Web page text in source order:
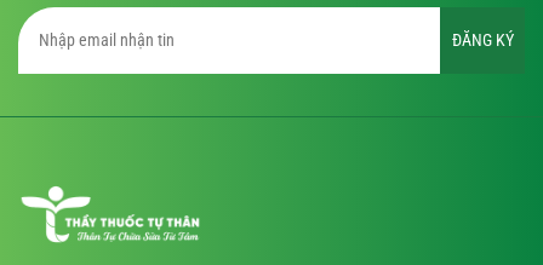
ĐĂNG KÝ